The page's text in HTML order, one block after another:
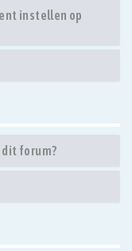
instellen op
forum?